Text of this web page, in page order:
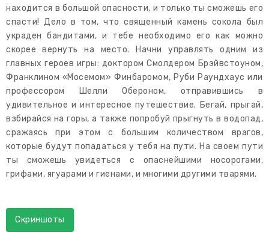
находится в большой опасности, и только ты сможешь его
спасти! Дело в том, что священный камень сокола был
украден бандитами, и тебе необходимо его как можно
скорее вернуть на место. Начни управлять одним из
главных героев игры: доктором Смолдером Брэйвстоуном,
Франклином «Мосемом» Финбаромом, Руби Раундхаус или
профессором Шелли Обероном, отправившись в
удивительное и интересное путешествие. Бегай, прыгай,
взбирайся на горы, а также попробуй прыгнуть в водопад,
сражаясь при этом с большим количеством врагов,
которые будут попадаться у тебя на пути. На своем пути
ты сможешь увидеться с опаснейшими носорогами,
грифами, ягуарами и гиенами, и многими другими тварями.
Скриншоты